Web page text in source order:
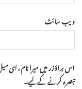
ویب‌ سائٹ
اس براؤزر میں میرا نام، ای
تبصرہ کرنے کےلیے۔